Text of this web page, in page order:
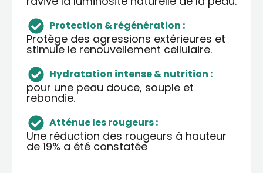
Protection & régénération :
Protège des agressions extérieures et
stimule le renouvellement cellulaire.
Hydratation intense & nutrition :
pour une peau douce, souple et
rebondie.
Atténue les rougeurs :
Une réduction des rougeurs à hauteur
de 19% a été constatée